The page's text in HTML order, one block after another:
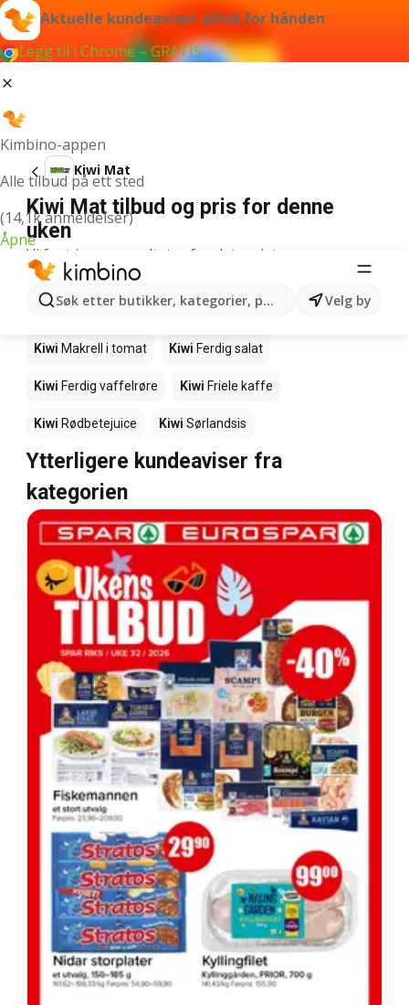
Aktuelle kundeaviser alltid for hånden
Legg til i Chrome – GRATIS
Kimbino-appen
Alle tilbud på ett sted
(14,1k anmeldelser)
Åpne
Søk etter butikker, kategorier, produkter...Velg by
Kiwi Mat
Kiwi Mat tilbud og pris for denne
uken
Vi fant ingen resultater for det ordet.
Andre produkter i butikkene Kiwi
Kiwi Fårikålkjøtt
Kiwi Makrell i tomat Kiwi Ferdig salat
Kiwi Ferdig vaffelrøre Kiwi Friele kaffe
Kiwi Rødbetejuice Kiwi Sørlandsis
Ytterligere kundeaviser fra
kategorien